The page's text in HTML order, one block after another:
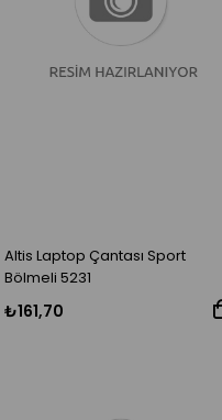
Altis Laptop Çantası Sport
Bölmeli 5231
₺161,70